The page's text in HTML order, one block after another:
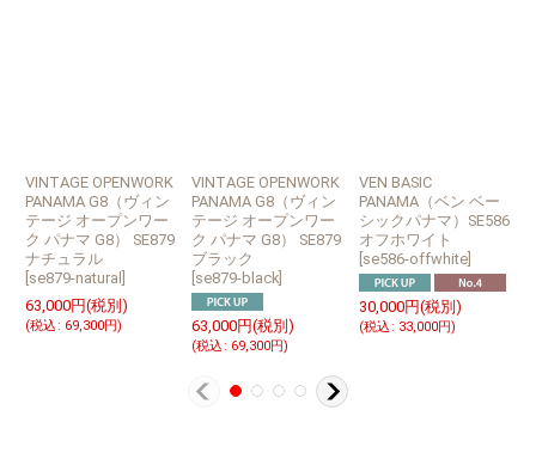
VINTAGE OPENWORK
PANAMA G8（ヴィン
テージ オープンワー
ク パナマ G8） SE879
ナチュラル
se879-natural
63,000円(税別)
(税込: 69,300円)
VINTAGE OPENWORK
PANAMA G8（ヴィン
テージ オープンワー
ク パナマ G8） SE879
ブラック
se879-black
63,000円(税別)
(税込: 69,300円)
VEN BASIC
PANAMA（ベン ベー
シックパナマ）SE586
オフホワイト
se586-offwhite]
30,000円(税別)
(税込: 33,000円)